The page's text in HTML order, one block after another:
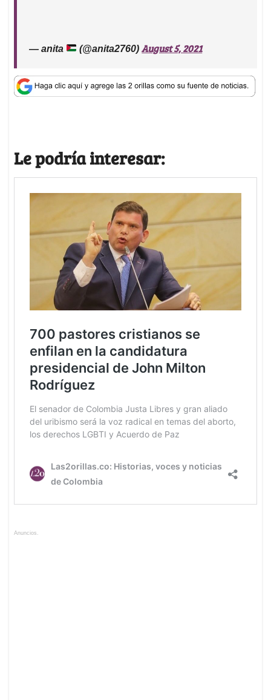
— anita (@anita2760)August 5, 2021
Le podría interesar:
Anuncios.